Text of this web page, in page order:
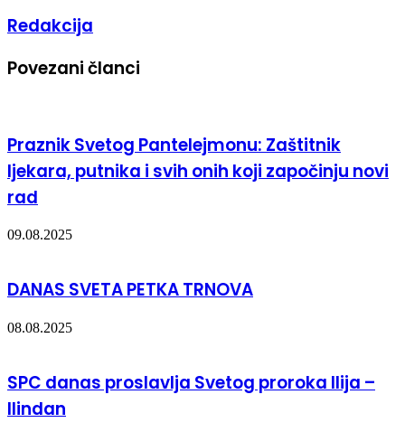
Redakcija
Povezani članci
Praznik Svetog Pantelejmonu: Zaštitnik
ljekara, putnika i svih onih koji započinju novi
rad
09.08.2025
DANAS SVETA PETKA TRNOVA
08.08.2025
SPC danas proslavlja Svetog proroka Ilija –
Ilindan